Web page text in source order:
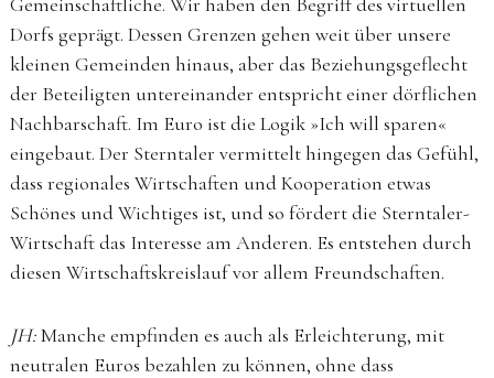
Dorfs geprägt. Dessen Grenzen gehen weit über unsere
kleinen Gemeinden hinaus, aber das Beziehungsgeflecht
der Beteiligten untereinander entspricht einer dörflichen
Nachbarschaft. Im Euro ist die Logik »Ich will sparen«
eingebaut. Der Sterntaler vermittelt hingegen das Gefühl,
dass regionales Wirtschaften und Kooperation etwas
Schönes und Wichtiges ist, und so fördert die Sterntaler-
Wirtschaft das Interesse am Anderen. Es entstehen durch
diesen Wirtschaftskreislauf vor allem Freundschaften.
JH:Manche empfinden es auch als Erleichterung, mit
neutralen Euros bezahlen zu können, ohne dass